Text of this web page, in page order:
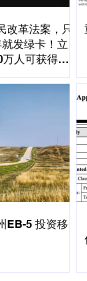
改革法案，只
发绿卡！立
人可获得绿
EB-5 投资移